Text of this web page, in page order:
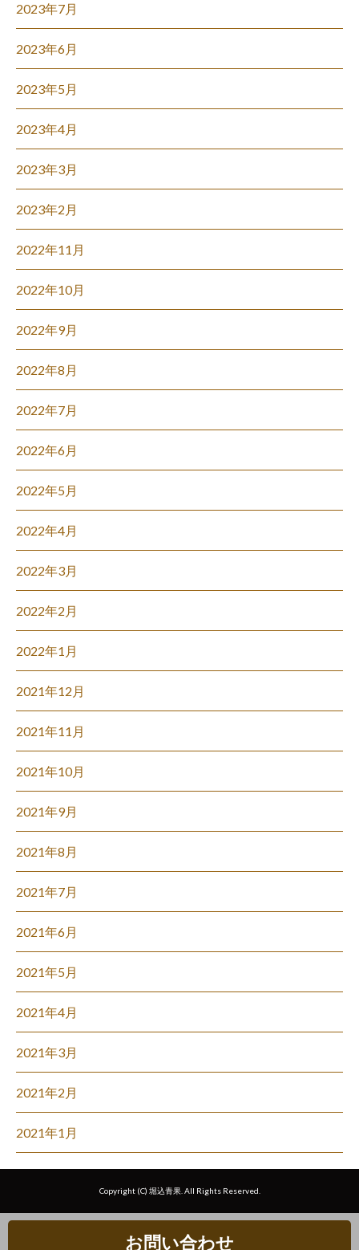
2023年7月
2023年6月
2023年5月
2023年4月
2023年3月
2023年2月
2022年11月
2022年10月
2022年9月
2022年8月
2022年7月
2022年6月
2022年5月
2022年4月
2022年3月
2022年2月
2022年1月
2021年12月
2021年11月
2021年10月
2021年9月
2021年8月
2021年7月
2021年6月
2021年5月
2021年4月
2021年3月
2021年2月
2021年1月
Copyright (C) 堀込青果. All Rights Reserved.
お問い合わせ